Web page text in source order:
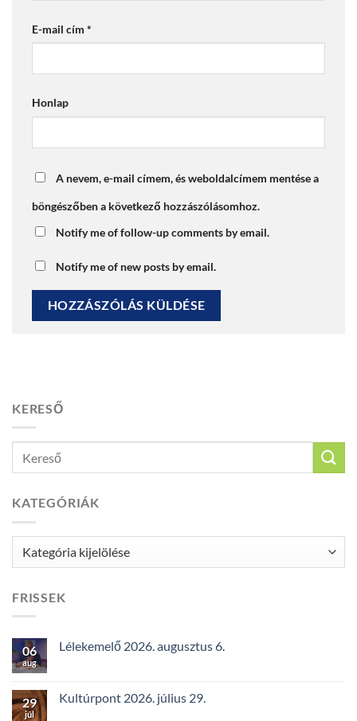
E-mail cím *
Honlap
A nevem, e-mail címem, és weboldalcímem mentése a
böngészőben a következő hozzászólásomhoz.
Notify me of follow-up comments by email.
Notify me of new posts by email.
KERESŐ
KATEGÓRIÁK
Kategóriák
FRISSEK
06
aug
Lélekemelő 2026. augusztus 6.
29
júl
Kultúrpont 2026. július 29.